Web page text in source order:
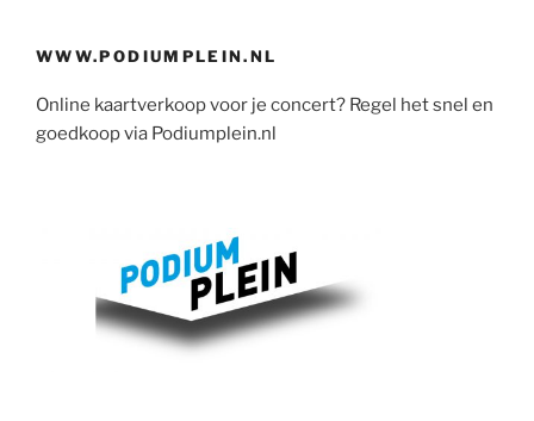
WWW.PODIUMPLEIN.NL
Online kaartverkoop voor je concert? Regel het snel en
goedkoop via Podiumplein.nl